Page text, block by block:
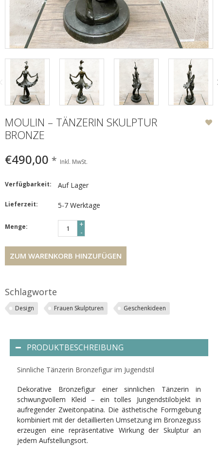
MOULIN – TÄNZERIN SKULPTUR
BRONZE
€490,00 * Inkl. MwSt.
Verfügbarkeit: Auf Lager
Lieferzeit: 5-7 Werktage
Menge:
+
-
ZUM WARENKORB HINZUFÜGEN
Schlagworte
Design Frauen Skulpturen Geschenkideen
PRODUKTBESCHREIBUNG
Sinnliche Tänzerin Bronzefigur im Jugendstil
Dekorative Bronzefigur einer sinnlichen Tänzerin in
schwungvollem Kleid – ein tolles Jungendstilobjekt in
aufregender Zweitonpatina. Die ästhetische Formgebung
kombiniert mit der detaillierten Umsetzung im Bronzeguss
erzeugen eine repräsentative Wirkung der Skulptur an
jedem Aufstellungsort.